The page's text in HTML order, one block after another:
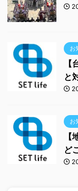
お
と
お
ど